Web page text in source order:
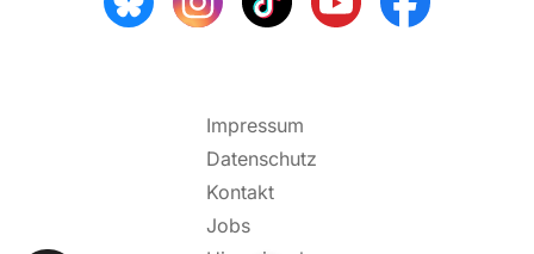
Impressum
Datenschutz
Kontakt
Jobs